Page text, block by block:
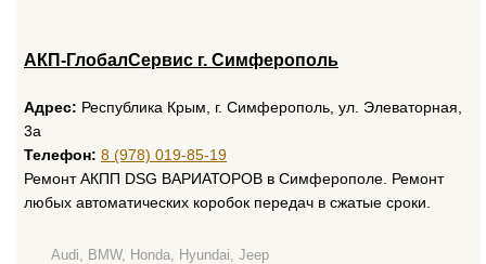
АКП-ГлобалСервис г. Симферополь
Адрес: Республика Крым, г. Симферополь, ул. Элеваторная,
3а
Телефон: 8 (978) 019-85-19
Ремонт АКПП DSG ВАРИАТОРОВ в Симферополе. Ремонт
любых автоматических коробок передач в сжатые сроки.
Audi, BMW, Honda, Hyundai, Jeep